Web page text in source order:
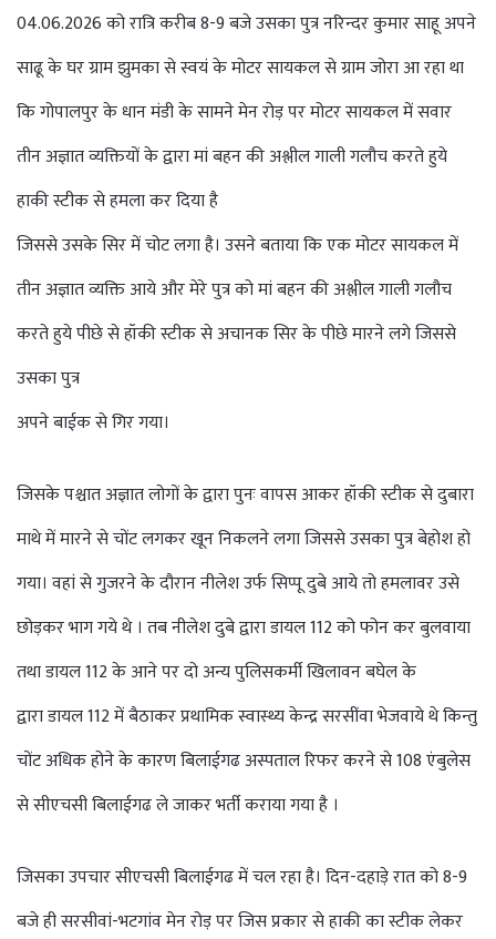
04.06.2026 को रात्रि करीब 8-9 बजे उसका पुत्र नरिन्दर कुमार साहू अपने
साढू के घर ग्राम झुमका से स्वयं के मोटर सायकल से ग्राम जोरा आ रहा था
कि गोपालपुर के धान मंडी के सामने मेन रोड़ पर मोटर सायकल में सवार
तीन अज्ञात व्यक्तियों के द्वारा मां बहन की अश्लील गाली गलौच करते हुये
हाकी स्टीक से हमला कर दिया है
जिससे उसके सिर में चोट लगा है। उसने बताया कि एक मोटर सायकल में
तीन अज्ञात व्यक्ति आये और मेरे पुत्र को मां बहन की अश्लील गाली गलौच
करते हुये पीछे से हॉकी स्टीक से अचानक सिर के पीछे मारने लगे जिससे
उसका पुत्र
अपने बाईक से गिर गया।
जिसके पश्चात अज्ञात लोगों के द्वारा पुनः वापस आकर हॉकी स्टीक से दुबारा
माथे में मारने से चोंट लगकर खून निकलने लगा जिससे उसका पुत्र बेहोश हो
गया। वहां से गुजरने के दौरान नीलेश उर्फ सिप्पू दुबे आये तो हमलावर उसे
छोड़कर भाग गये थे । तब नीलेश दुबे द्वारा डायल 112 को फोन कर बुलवाया
तथा डायल 112 के आने पर दो अन्य पुलिसकर्मी खिलावन बघेल के
द्वारा डायल 112 में बैठाकर प्रथामिक स्वास्थ्य केन्द्र सरसींवा भेजवाये थे किन्तु
चोंट अधिक होने के कारण बिलाईगढ अस्पताल रिफर करने से 108 एंबुलेस
से सीएचसी बिलाईगढ ले जाकर भर्ती कराया गया है ।
जिसका उपचार सीएचसी बिलाईगढ में चल रहा है। दिन-दहाड़े रात को 8-9
बजे ही सरसीवां-भटगांव मेन रोड़ पर जिस प्रकार से हाकी का स्टीक लेकर